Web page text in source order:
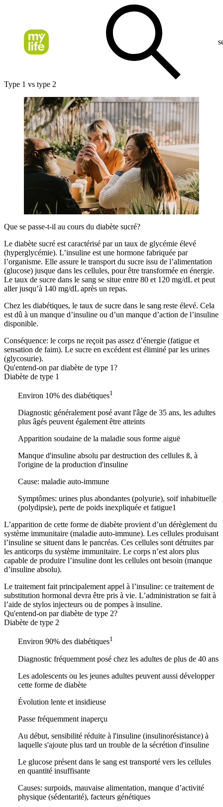
Type 1 vs type 2
Que se passe-t-il au cours du diabète sucré?
Le diabète sucré est caractérisé par un taux de glycémie élevé
(hyperglycémie). L’insuline est une hormone fabriquée par
l’organisme. Elle assure le transport du sucre issu de l’alimentation
(glucose) jusque dans les cellules, pour être transformée en énergie.
Le taux de sucre dans le sang se situe entre 80 et 120 mg/dL et peut
aller jusqu’à 140 mg/dL après un repas.
Chez les diabétiques, le taux de sucre dans le sang reste élevé. Cela
est dû à un manque d’insuline ou d’un manque d’action de l’insuline
disponible.
Conséquence: le corps ne reçoit pas assez d’énergie (fatigue et
sensation de faim). Le sucre en excédent est éliminé par les urines
(glycosurie).
Qu'entend-on par diabète de type 1?
Diabète de type 1
Environ 10% des diabétiques1
Diagnostic généralement posé avant l'âge de 35 ans, les adultes
plus âgés peuvent également être atteints
Apparition soudaine de la maladie sous forme aiguë
Manque d'insuline absolu par destruction des cellules ß, à
l'origine de la production d'insuline
Cause: maladie auto-immune
Symptômes: urines plus abondantes (polyurie), soif inhabituelle
(polydipsie), perte de poids inexpliquée et fatigue1
L’apparition de cette forme de diabète provient d’un dérèglement du
système immunitaire (maladie auto-immune). Les cellules produisant
l’insuline se situent dans le pancréas. Ces cellules sont détruites par
les anticorps du système immunitaire. Le corps n’est alors plus
capable de produire l’insuline dont les cellules ont besoin (manque
d’insuline absolu).
Le traitement fait principalement appel à l’insuline: ce traitement de
substitution hormonal devra être pris à vie. L’administration se fait à
l’aide de stylos injecteurs ou de pompes à insuline.
Qu'entend-on par diabète de type 2?
Diabète de type 2
Environ 90% des diabétiques1
Diagnostic fréquemment posé chez les adultes de plus de 40 ans
Les adolescents ou les jeunes adultes peuvent aussi développer
cette forme de diabète
Évolution lente et insidieuse
Passe fréquemment inaperçu
Au début, sensibilité réduite à l'insuline (insulinorésistance) à
laquelle s'ajoute plus tard un trouble de la sécrétion d'insuline
Le glucose présent dans le sang est transporté vers les cellules
en quantité insuffisante
Causes: surpoids, mauvaise alimentation, manque d’activité
physique (sédentarité), facteurs génétiques